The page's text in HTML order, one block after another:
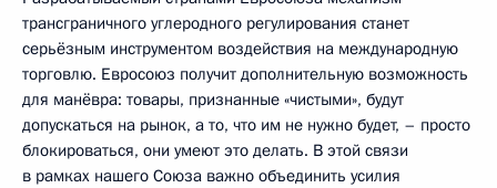
трансграничного углеродного регулирования станет
серьёзным инструментом воздействия на международную
торговлю. Евросоюз получит дополнительную возможность
для манёвра: товары, признанные «чистыми», будут
допускаться на рынок, а то, что им не нужно будет, – просто
блокироваться, они умеют это делать. В этой связи
в рамках нашего Союза важно объединить усилия